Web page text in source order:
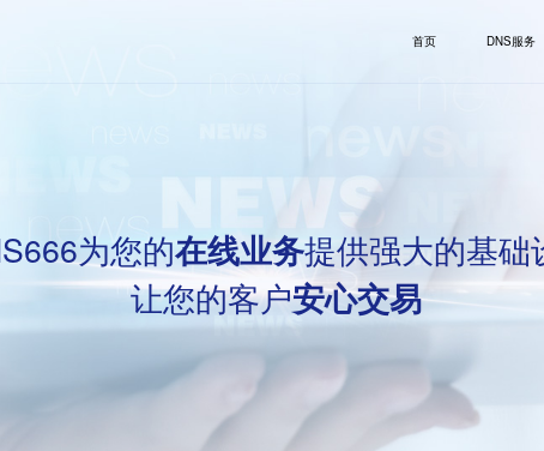
首页 DNS服务
为您的在线业务提供强大的基础
让您的客户安心交易